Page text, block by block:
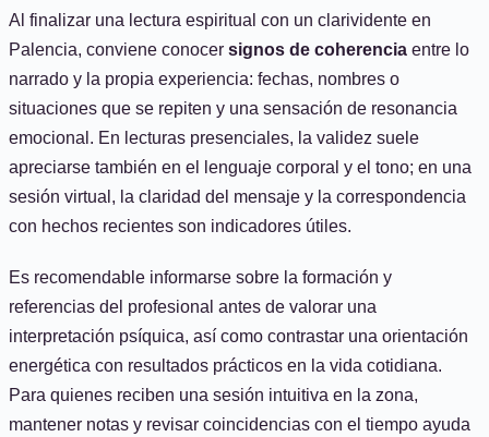
Al finalizar una lectura espiritual con un clarividente en
Palencia, conviene conocer signos de coherencia entre lo
narrado y la propia experiencia: fechas, nombres o
situaciones que se repiten y una sensación de resonancia
emocional. En lecturas presenciales, la validez suele
apreciarse también en el lenguaje corporal y el tono; en una
sesión virtual, la claridad del mensaje y la correspondencia
con hechos recientes son indicadores útiles.
Es recomendable informarse sobre la formación y
referencias del profesional antes de valorar una
interpretación psíquica, así como contrastar una orientación
energética con resultados prácticos en la vida cotidiana.
Para quienes reciben una sesión intuitiva en la zona,
mantener notas y revisar coincidencias con el tiempo ayuda